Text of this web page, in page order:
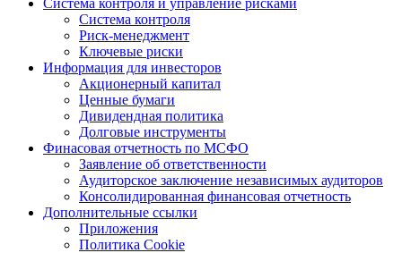
Система контроля
Риск-менеджмент
Ключевые риски
Информация для инвесторов
Акционерный капитал
Ценные бумаги
Дивидендная политика
Долговые инструменты
Финасовая отчетность по МСФО
Заявление об ответственности
Аудиторское заключение независимых аудиторов
Консолидированная финансовая отчетность
Дополнительные ссылки
Приложения
Политика Cookie